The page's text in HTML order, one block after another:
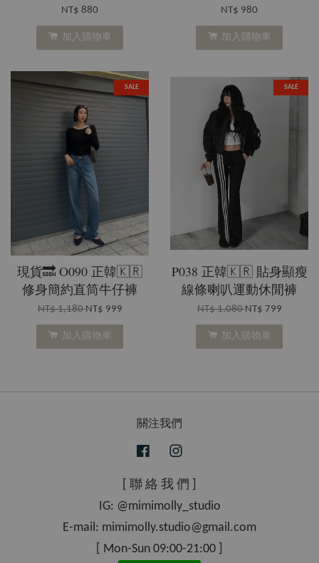
NT$ 880
加入購物車
NT$ 980
加入購物車
SALE
現貨🔜 O090 正韓🇰🇷
修身簡約直筒牛仔褲
NT$ 1,180NT$ 999
加入購物車
SALE
P038 正韓🇰🇷 貼身顯瘦
線條喇叭運動休閒褲
NT$ 1,080NT$ 799
加入購物車
關注我們
Facebook
[ 聯 絡 我 們 ]
IG: @mimimolly_studio
E-mail: mimimolly.studio@gmail.com
[ Mon-Sun 09:00-21:00 ]